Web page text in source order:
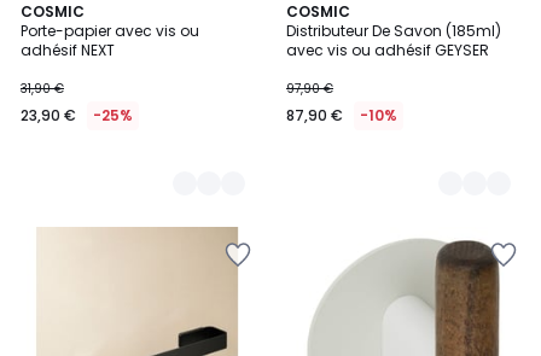
COSMIC
Porte-papier avec vis ou
adhésif NEXT
31,90 €
23,90 € -25%
2
Couleurs
COSMIC
Distributeur De Savon (185ml)
avec vis ou adhésif GEYSER
97,90 €
87,90 € -10%
5
Couleurs